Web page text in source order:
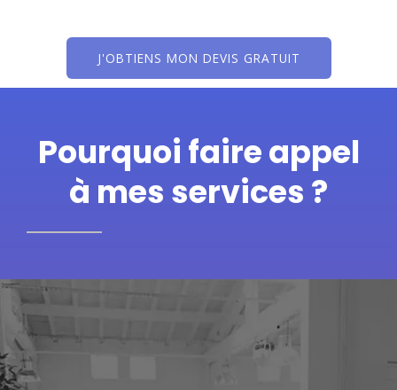
J'OBTIENS MON DEVIS GRATUIT
Pourquoi faire appel
à mes services ?